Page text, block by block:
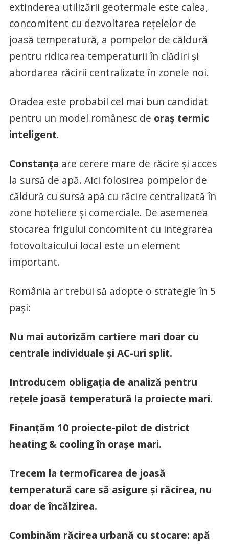
extinderea utilizării geotermale este calea,
concomitent cu dezvoltarea rețelelor de
joasă temperatură, a pompelor de căldură
pentru ridicarea temperaturii în clădiri și
abordarea răcirii centralizate în zonele noi.
Oradea este probabil cel mai bun candidat
pentru un model românesc de oraș termic
inteligent.
Constanța are cerere mare de răcire și acces
la sursă de apă. Aici folosirea pompelor de
căldură cu sursă apă cu răcire centralizată în
zone hoteliere și comerciale. De asemenea
stocarea frigului concomitent cu integrarea
fotovoltaicului local este un element
important.
România ar trebui să adopte o strategie în 5
pași:
Nu mai autorizăm cartiere mari doar cu
centrale individuale și AC-uri split.
Introducem obligația de analiză pentru
rețele joasă temperatură la proiecte mari.
Finanțăm 10 proiecte-pilot de district
heating & cooling în orașe mari.
Trecem la termoficarea de joasă
temperatură care să asigure și răcirea, nu
doar de încălzirea.
Combinăm răcirea urbană cu stocare: apă